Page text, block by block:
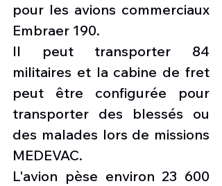
pour les avions commerciaux
Embraer 190.
Il peut transporter 84
militaires et la cabine de fret
peut être configurée pour
transporter des blessés ou
des malades lors de missions
MEDEVAC.
L'avion pèse environ 23 600